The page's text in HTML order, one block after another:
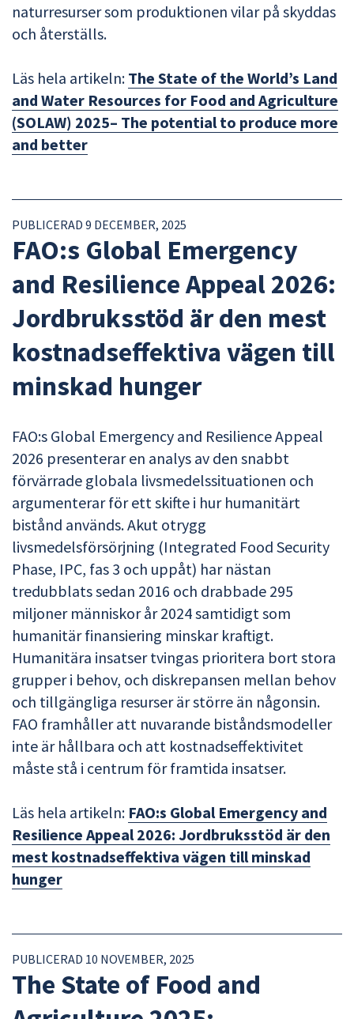
naturresurser som produktionen vilar på skyddas
och återställs.
Läs hela artikeln: The State of the World’s Land
and Water Resources for Food and Agriculture
(SOLAW) 2025– The potential to produce more
and better
PUBLICERAD 9 DECEMBER, 2025
FAO:s Global Emergency
and Resilience Appeal 2026:
Jordbruksstöd är den mest
kostnadseffektiva vägen till
minskad hunger
FAO:s Global Emergency and Resilience Appeal
2026 presenterar en analys av den snabbt
förvärrade globala livsmedelssituationen och
argumenterar för ett skifte i hur humanitärt
bistånd används. Akut otrygg
livsmedelsförsörjning (Integrated Food Security
Phase, IPC, fas 3 och uppåt) har nästan
tredubblats sedan 2016 och drabbade 295
miljoner människor år 2024 samtidigt som
humanitär finansiering minskar kraftigt.
Humanitära insatser tvingas prioritera bort stora
grupper i behov, och diskrepansen mellan behov
och tillgängliga resurser är större än någonsin.
FAO framhåller att nuvarande biståndsmodeller
inte är hållbara och att kostnadseffektivitet
måste stå i centrum för framtida insatser.
Läs hela artikeln: FAO:s Global Emergency and
Resilience Appeal 2026: Jordbruksstöd är den
mest kostnadseffektiva vägen till minskad
hunger
PUBLICERAD 10 NOVEMBER, 2025
The State of Food and